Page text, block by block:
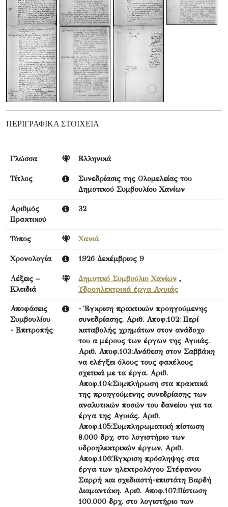
ΠΕΡΙΓΡΑΦΙΚΆ ΣΤΟΙΧΕΊΑ
Γλώσσα Ελληνικά
Τίτλος
Συνεδρίασις της Ολομελείας του
Δημοτικού Συμβουλίου Χανίων
Αριθμός
Πρακτικού
32
Τόπος Χανιά
Χρονολογία 1926 Δεκέμβριος 9
Λέξεις –
Κλειδιά
Δημοτικό Συμβούλιο Χανίων ,
Υδροηλεκτρικά έργα Αγυιάς
Αποφάσεις
Συμβουλίου
- Επιτροπής
- Έγκριση πρακτικών προηγούμενης
συνεδρίασης. Αριθ. Αποφ.102: Περί
καταβολής χρημάτων στον ανάδοχο
του α μέρους των έργων της Αγυιάς.
Αριθ. Αποφ.103:Ανάθεση στον Σαββάκη
να ελέγξει όλους τους φακέλους
σχετικά με τα έργα. Αριθ.
Αποφ.104:Συμπλήρωση στα πρακτικά
της προηγούμενης συνεδρίασης των
αναλυτικών ποσών του δανείου για τα
έργα της Αγυιάς. Αριθ.
Αποφ.105:Συμπληρωματική πίστωση
8.000 δρχ. στο λογιστήριο των
υδροηλεκτρικών έργων. Αριθ.
Αποφ.106:Έγκριση πρόσληψης στα
έργα των ηλεκτρολόγου Στέφανου
Σαρρή και σχεδιαστή-επιστάτη Βαρδή
Διαμαντάκη. Αριθ. Αποφ.107:Πίστωση
100.000 δρχ. στο λογιστήριο των